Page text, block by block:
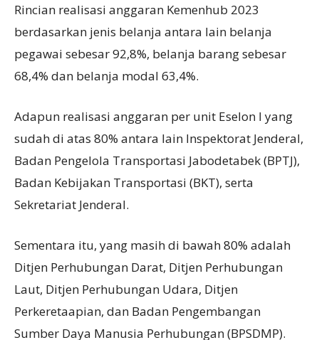
Rincian realisasi anggaran Kemenhub 2023
berdasarkan jenis belanja antara lain belanja
pegawai sebesar 92,8%, belanja barang sebesar
68,4% dan belanja modal 63,4%.
Adapun realisasi anggaran per unit Eselon I yang
sudah di atas 80% antara lain Inspektorat Jenderal,
Badan Pengelola Transportasi Jabodetabek (BPTJ),
Badan Kebijakan Transportasi (BKT), serta
Sekretariat Jenderal.
Sementara itu, yang masih di bawah 80% adalah
Ditjen Perhubungan Darat, Ditjen Perhubungan
Laut, Ditjen Perhubungan Udara, Ditjen
Perkeretaapian, dan Badan Pengembangan
Sumber Daya Manusia Perhubungan (BPSDMP).